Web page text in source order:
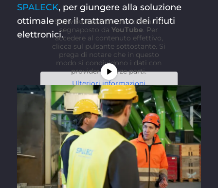
SPALECK, per giungere alla soluzione
ottimale per il trattamento dei rifiuti
elettronici.
Stai visualizzando un contenuto
segnaposto daYouTube. Per
accedere al contenuto effettivo,
clicca sul pulsante sottostante. Si
prega di notare che in questo
modo si condividono i dati con
provider di terze parti.
Ulteriori informazioni
Sblocca il contenuto
Accetta il servizio richiesto e
sblocca i contenuti